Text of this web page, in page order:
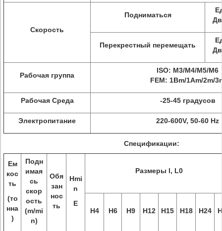
Скорость
Подниматься
Перекрестный перемещать
Рабочая группа
ISO: M3/M4/M5/M6
FEM: 1Bm/1Am/2m/
Рабочая Среда -25-45 градусов
Электропитание 220-600V, 50-60 Hz
Спецификации:
Ем
кос
ть
(то
нна
)
Подн
имая
сь
скор
ость
(m/mi
n)
Обя
зан
нос
ть
Hmi
n
E
Размеры l, L0
H4 H6 H9 H12 H15 H18 H24